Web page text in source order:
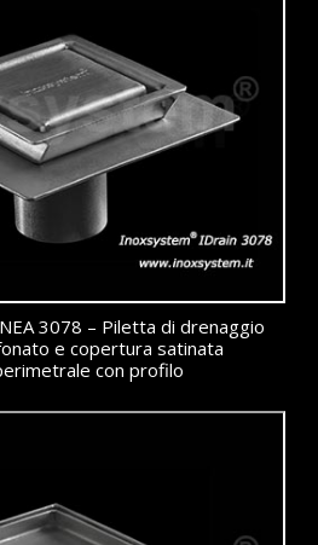
3078 – Piletta di drenaggio
e copertura satinata
con profilo